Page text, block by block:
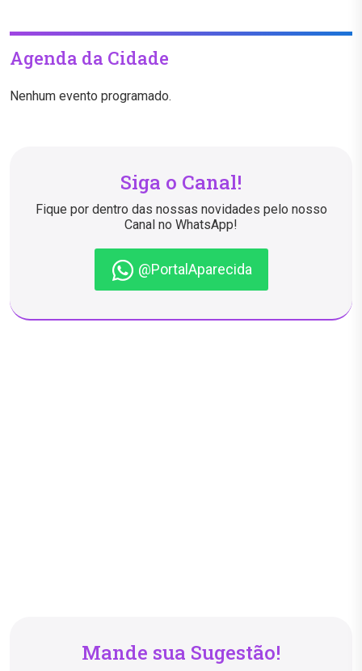
Agenda da Cidade
Nenhum evento programado.
Siga o Canal!
Fique por dentro das nossas novidades pelo nosso
Canal no WhatsApp!
@PortalAparecida
Mande sua Sugestão!